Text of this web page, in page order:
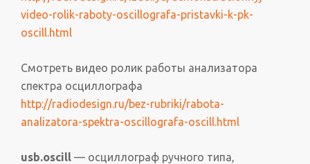
video-rolik-raboty-oscillografa-pristavki-k-pk-
oscill.html
Смотреть видео ролик работы анализатора
спектра осциллографа
http://radiodesign.ru/bez-rubriki/rabota-
analizatora-spektra-oscillografa-oscill.html
usb.oscill — осциллограф ручного типа,